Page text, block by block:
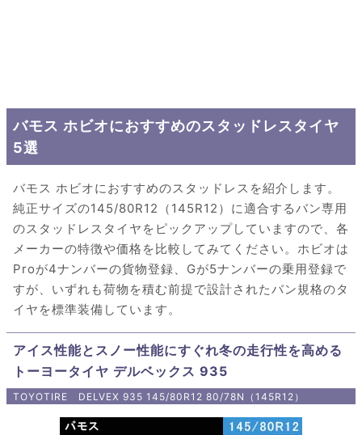
バモス ホビオにおすすめのスタッドレスタイヤ
5選
バモス ホビオにおすすめのスタッドレスを紹介します。
純正サイズの145/80R12（145R12）に適合するバン専用
のスタッドレスタイヤをピックアップしていますので、各
メーカーの特徴や価格を比較してみてください。ホビオは
Proが4ナンバーの貨物登録、Gが5ナンバーの乗用登録で
すが、いずれも荷物を積む前提で設計されたバン規格のタ
イヤを標準装備しています。
アイス性能とスノー性能にすぐれ冬の走行性を高める
トーヨータイヤ デルベックス 935
TOYOTIRE DELVEX 935 145/80R12 80/78N（145R12）